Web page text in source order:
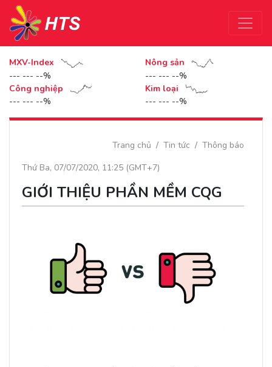
MXV-Index
--- --- --%
Nông sản
--- --- --%
Công nghiệp
--- --- --%
Kim loại
--- --- --%
Trang chủ Tin tức
Thông báo
Thứ Ba, 07/07/2020, 11:25 (GMT+7)
GIỚI THIỆU PHẦN MỀM CQG